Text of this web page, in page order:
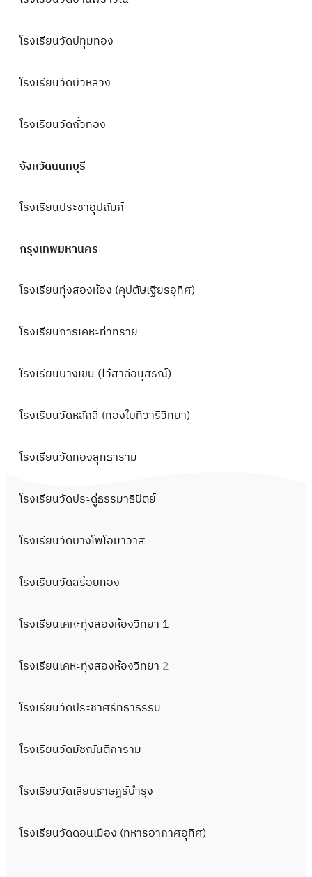
โรงเรียนวัดปทุมทอง
โรงเรียนวัดบัวหลวง
โรงเรียนวัดถั่วทอง
จังหวัดนนทบุรี
โรงเรียนประชาอุปถัมภ์
กรุงเทพมหานคร
โรงเรียนทุ่งสองห้อง (คุปตัษเฐียรอุทิศ)
โรงเรียนการเคหะท่าทราย
โรงเรียนบางเขน (ไว้สาลีอนุสรณ์)
โรงเรียนวัดหลักสี่ (ทองใบทิวารีวิทยา)
โรงเรียนวัดทองสุทธาราม
โรงเรียนวัดประดู่ธรรมาธิปัตย์
โรงเรียนวัดบางโพโอมาวาส
โรงเรียนวัดสร้อยทอง
โรงเรียนเคหะทุ่งสองห้องวิทยา 1
โรงเรียนเคหะทุ่งสองห้องวิทยา 2
โรงเรียนวัดประชาศรัทธาธรรม
โรงเรียนวัดมัชฌันติการาม
โรงเรียนวัดเลียบราษฎร์บำรุง
โรงเรียนวัดดอนเมือง (ทหารอากาศอุทิศ)